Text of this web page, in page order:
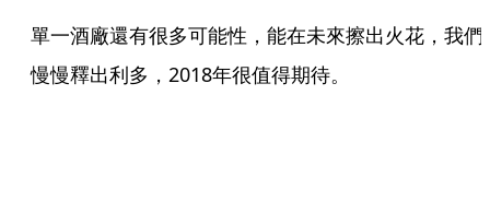
單一酒廠還有很多可能性，能在未來擦出火花，我們
慢慢釋出利多，2018年很值得期待。